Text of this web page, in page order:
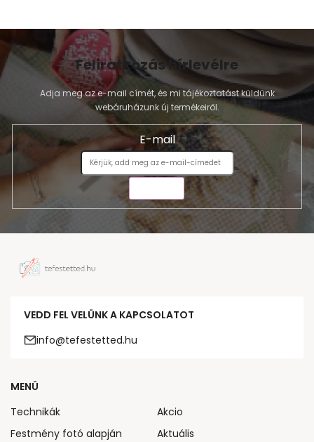
Feliratkozás hírlevélre
Adja meg az e-mail címét, és mi tájékoztatást küldünk
webáruházunk új termékeiről.
E-mail
VEDD FEL VELÜNK A KAPCSOLATOT
info@tefestetted.hu
MENÜ
Technikák
Festmény fotó alapján
Akcio
Aktuális